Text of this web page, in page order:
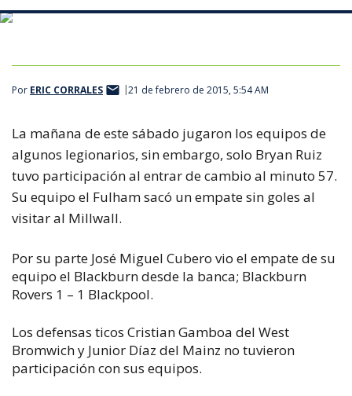
Por ERIC CORRALES 21 de febrero de 2015, 5:54 AM
La mañana de este sábado jugaron los equipos de
algunos legionarios, sin embargo, solo Bryan Ruiz
tuvo participación al entrar de cambio al minuto 57.
Su equipo el Fulham sacó un empate sin goles al
visitar al Millwall.
Por su parte José Miguel Cubero vio el empate de su
equipo el Blackburn desde la banca; Blackburn
Rovers 1 – 1 Blackpool.
Los defensas ticos Cristian Gamboa del West
Bromwich y Junior Díaz del Mainz no tuvieron
participación con sus equipos.